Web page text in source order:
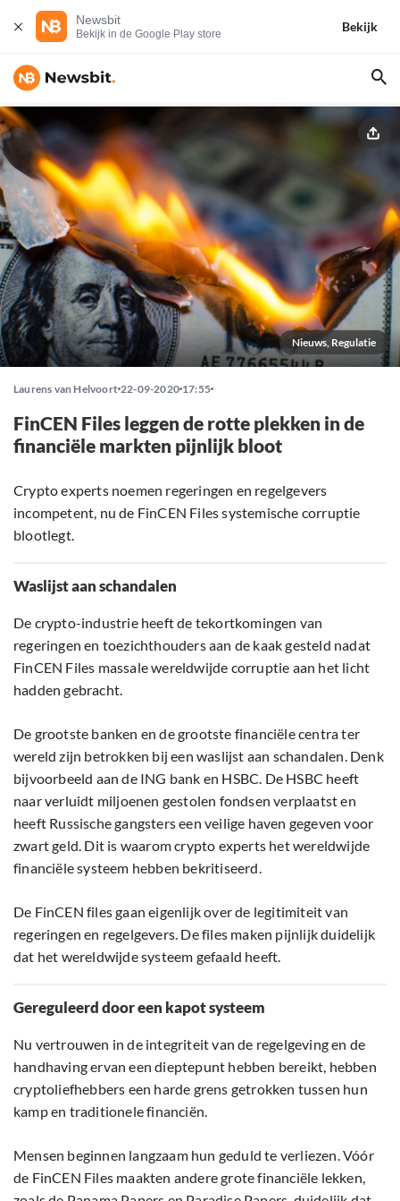
Newsbit
Bekijk in de Google Play store
Bekijk
Nieuws, Regulatie
Laurens van Helvoort 22-09-2020 17:55
FinCEN Files leggen de rotte plekken in de
financiële markten pijnlijk bloot
Crypto experts noemen regeringen en regelgevers
incompetent, nu de FinCEN Files systemische corruptie
blootlegt.
Waslijst aan schandalen
De crypto-industrie heeft de tekortkomingen van
regeringen en toezichthouders aan de kaak gesteld nadat
FinCEN Files massale wereldwijde corruptie aan het licht
hadden gebracht.
De grootste banken en de grootste financiële centra ter
wereld zijn betrokken bij een waslijst aan schandalen. Denk
bijvoorbeeld aan de ING bank en HSBC. De HSBC heeft
naar verluidt miljoenen gestolen fondsen verplaatst en
heeft Russische gangsters een veilige haven gegeven voor
zwart geld. Dit is waarom crypto experts het wereldwijde
financiële systeem hebben bekritiseerd.
De FinCEN files gaan eigenlijk over de legitimiteit van
regeringen en regelgevers. De files maken pijnlijk duidelijk
dat het wereldwijde systeem gefaald heeft.
Gereguleerd door een kapot systeem
Nu vertrouwen in de integriteit van de regelgeving en de
handhaving ervan een dieptepunt hebben bereikt, hebben
cryptoliefhebbers een harde grens getrokken tussen hun
kamp en traditionele financiën.
Mensen beginnen langzaam hun geduld te verliezen. Vóór
de FinCEN Files maakten andere grote financiële lekken,